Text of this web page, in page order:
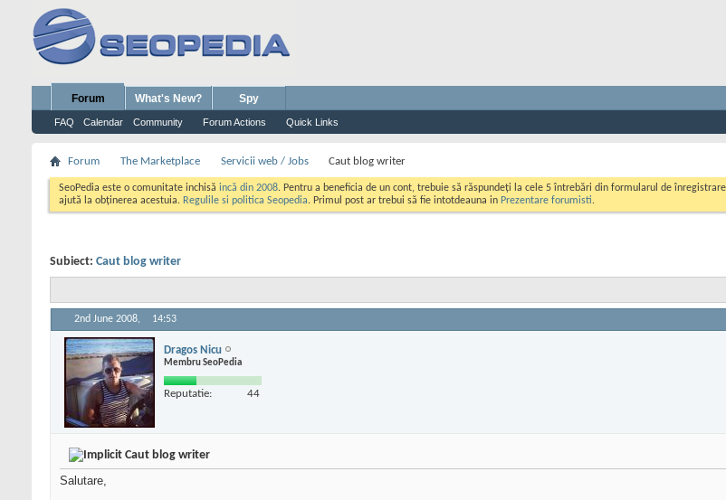
Forum
FAQ Calendar Community Forum Actions Quick Links
What's New? Spy
Forum The Marketplace Servicii web / Jobs Caut blog writer
SeoPedia este o comunitate inchisă incă din 2008. Pentru a beneficia de un cont, trebuie să răspundeți la cele 5 întrebări din formularul de
ajută la obținerea acestuia. Regulile si politica Seopedia. Primul post ar trebui să fie intotdeauna in Prezentare forumisti.
Subiect: Caut blog writer
2nd June 2008, 14:53
Dragos Nicu
Membru SeoPedia
Reputatie: 44
Caut blog writer
Salutare,